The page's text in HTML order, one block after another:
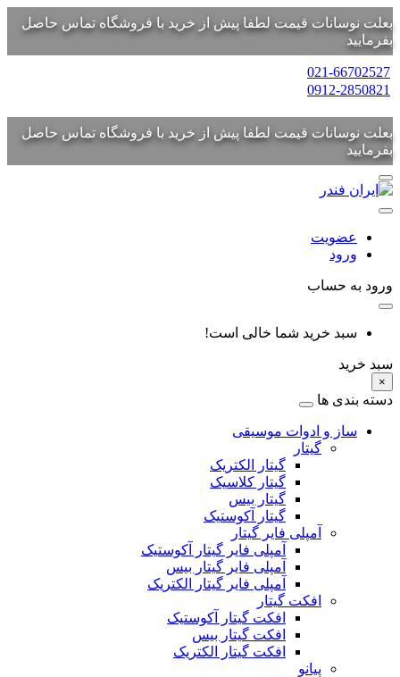
بعلت نوسانات قیمت لطفا پیش از خرید با فروشگاه تماس حاصل
بفرمایید
021-66702527
0912-2850821
بعلت نوسانات قیمت لطفا پیش از خرید با فروشگاه تماس حاصل
بفرمایید
عضویت
ورود
ورود به حساب
سبد خرید شما خالی است!
سبد خرید
×
دسته بندی ها
ساز و ادوات موسیقی
گیتار
گیتار الکتریک
گیتار کلاسیک
گیتار بیس
گیتار آکوستیک
آمپلی فایر گیتار
آمپلی فایر گیتار آکوستیک
آمپلی فایر گیتار بیس
آمپلی فایر گیتار الکتریک
افکت گیتار
افکت گیتار آکوستیک
افکت گیتار بیس
افکت گیتار الکتریک
پیانو